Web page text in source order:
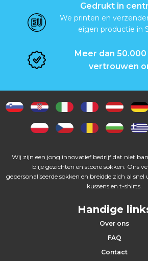
Gedrukt in
We printen en
eigen productie in
Meer dan
vertrouwen
Wij zijn een jong innovatief bedrijf dat niet
blije gezichten en stoere sokken. Ons
gepersonaliseerde sokken en breidde zich al
kussens en t-shirts.
Handige
Over ons
FAQ
Contact